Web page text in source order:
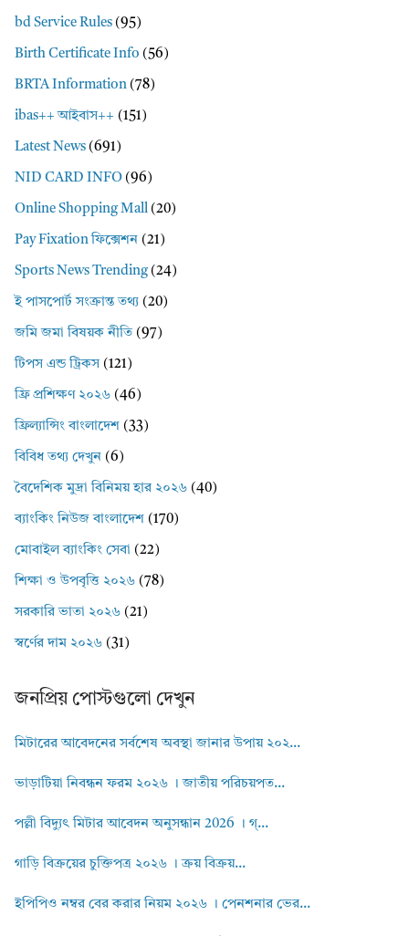
bd Service Rules (95)
Birth Certificate Info (56)
BRTA Information (78)
ibas++ আইবাস++ (151)
Latest News (691)
NID CARD INFO (96)
Online Shopping Mall (20)
Pay Fixation ফিক্সেশন (21)
Sports News Trending(24)
ই পাসপোর্ট সংক্রান্ত তথ্য (20)
জমি জমা বিষয়ক নীতি (97)
টিপস এন্ড ট্রিকস (121)
ফ্রি প্রশিক্ষণ ২০২৬ (46)
ফ্রিল্যান্সিং বাংলাদেশ (33)
বিবিধ তথ্য দেখুন (6)
বৈদেশিক মুদ্রা বিনিময় হার ২০২৬ (40)
ব্যাংকিং নিউজ বাংলাদেশ (170)
মোবাইল ব্যাংকিং সেবা (22)
শিক্ষা ও উপবৃত্তি ২০২৬ (78)
সরকারি ভাতা ২০২৬ (21)
স্বর্ণের দাম ২০২৬ (31)
জনপ্রিয় পোস্টগুলো দেখুন
মিটারের আবেদনের সর্বশেষ অবস্থা জানার উপায় ২০২...
ভাড়াটিয়া নিবন্ধন ফরম ২০২৬ । জাতীয় পরিচয়পত...
পল্লী বিদ্যুৎ মিটার আবেদন অনুসন্ধান 2026 । গ্...
গাড়ি বিক্রয়ের চুক্তিপত্র ২০২৬ । ক্রয় বিক্রয়...
ইপিপিও নম্বর বের করার নিয়ম ২০২৬ । পেনশনার ভের...